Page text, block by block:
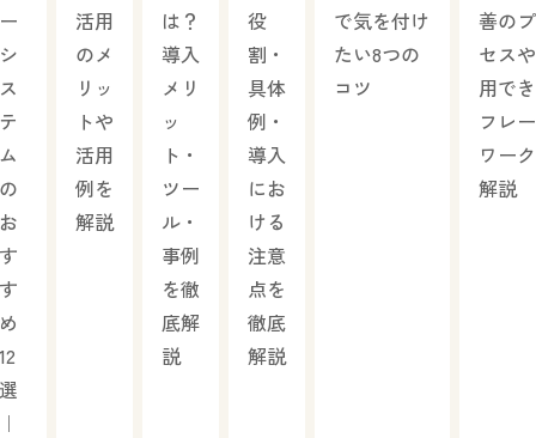
活用
のメ
リッ
トや
活用
例を
解説
は？
導入
メリ
ッ
ト・
ツー
ル・
事例
を徹
底解
説
役
割・
具体
例・
導入
にお
ける
注意
点を
徹底
解説
で気を付け
たい8つの
コツ
善の
セス
用で
フレ
ワー
解説